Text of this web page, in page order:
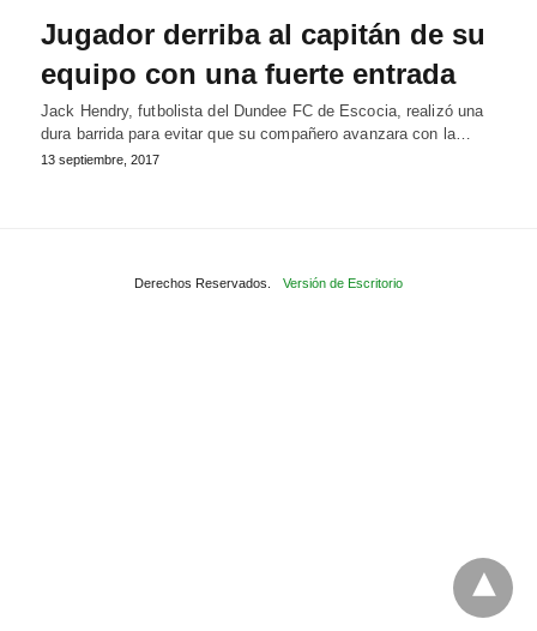
Jugador derriba al capitán de su
equipo con una fuerte entrada
Jack Hendry, futbolista del Dundee FC de Escocia, realizó una
dura barrida para evitar que su compañero avanzara con la…
13 septiembre, 2017
Derechos Reservados. Versión de Escritorio